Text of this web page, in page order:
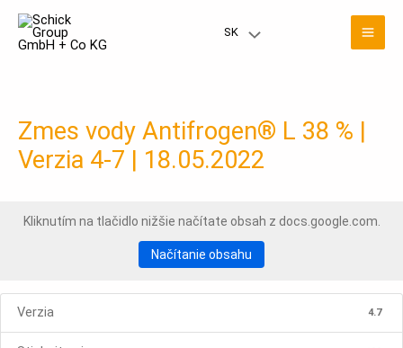
obsah
SK Prepínač
Zmes vody Antifrogen® L 38 % |
Verzia 4-7 | 18.05.2022
Kliknutím na tlačidlo nižšie načítate obsah z docs.google.com.
Načítanie obsahu
Verzia 4.7